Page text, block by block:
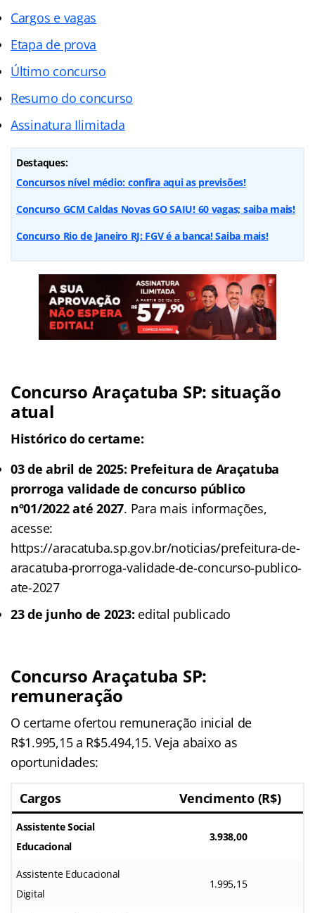
Cargos e vagas
Etapa de prova
Último concurso
Resumo do concurso
Assinatura Ilimitada
Destaques:
Concursos nível médio: confira aqui as previsões!
Concurso GCM Caldas Novas GO SAIU! 60 vagas; saiba mais!
Concurso Rio de Janeiro RJ: FGV é a banca! Saiba mais!
Concurso Araçatuba SP: situação
atual
Histórico do certame:
03 de abril de 2025: Prefeitura de Araçatuba
prorroga validade de concurso público
nº01/2022 até 2027. Para mais informações,
acesse:
https://aracatuba.sp.gov.br/noticias/prefeitura-de-
aracatuba-prorroga-validade-de-concurso-publico-
ate-2027
23 de junho de 2023: edital publicado
Concurso Araçatuba SP:
remuneração
O certame ofertou remuneração inicial de
R$1.995,15 a R$5.494,15. Veja abaixo as
oportunidades:
Cargos Vencimento (R$)
Assistente Social
Educacional
3.938,00
Assistente Educacional
Digital
1.995,15